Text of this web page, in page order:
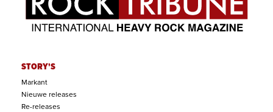
STORY'S
Markant
Nieuwe releases
Re-releases